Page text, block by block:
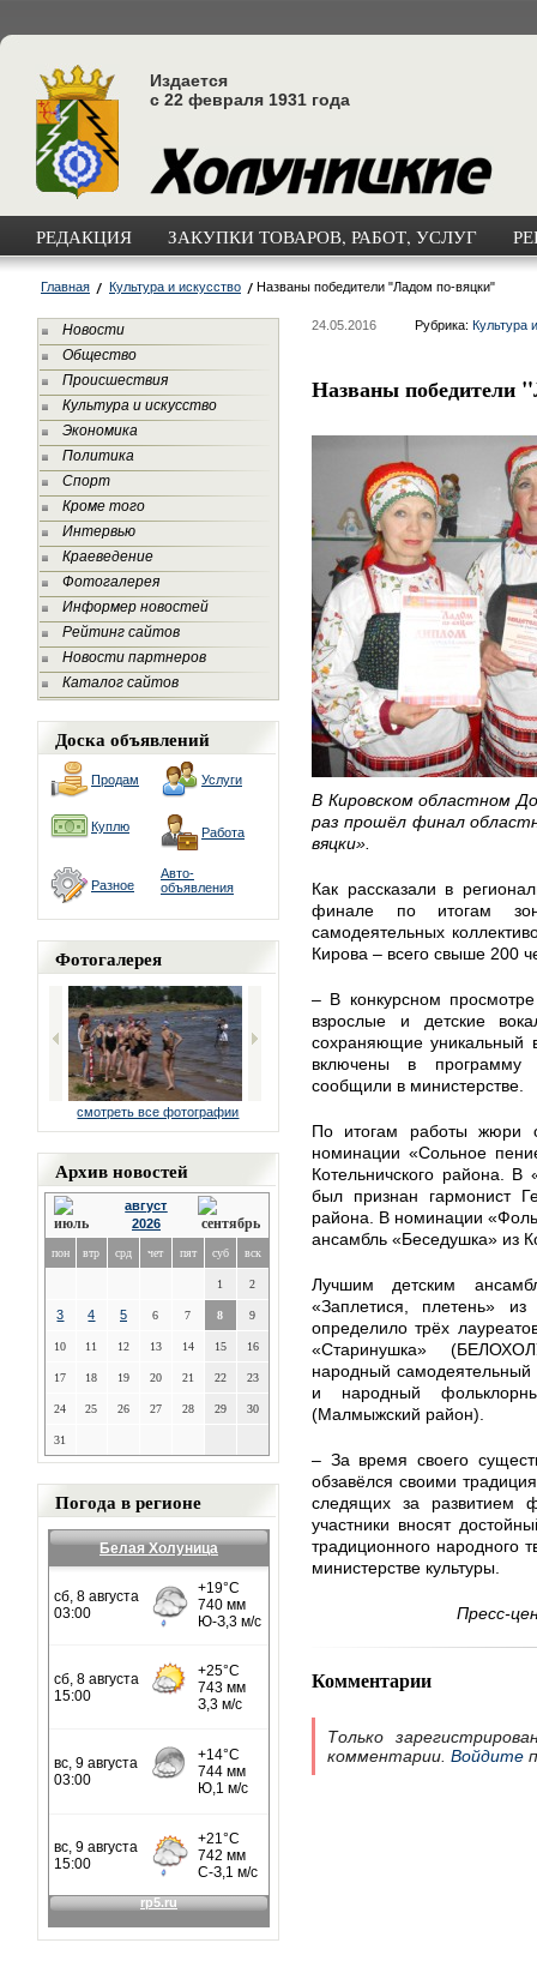
Издается
с 22 февраля 1931 года
РЕДАКЦИЯ ЗАКУПКИ ТОВАРОВ, РАБОТ, УСЛУГ
Главная Культура и искусство Названы победители "Ладом по-вяцки"
Новости
Общество
Происшествия
Культура и искусство
Экономика
Политика
Спорт
Кроме того
Интервью
Краеведение
Фотогалерея
Информер новостей
Рейтинг сайтов
Новости партнеров
Каталог сайтов
Доска объявлений
Продам Услуги
Куплю Работа
Разное
Авто-
объявления
Фотогалерея
смотреть все фотографии
Архив новостей
август
2026
пон втр срд чет пят суб вск
1 2
3 4 5 6 7 8 9
10 11 12 13 14 15 16
17 18 19 20 21 22 23
24 25 26 27 28 29 30
31
Погода в регионе
Белая Холуница
24.05.2016 Рубрика: Культура
Названы победители
В Кировском областном
раз прошёл финал
вяцки».
Как рассказали в
финале по итогам
самодеятельных
Кирова – всего свыше 200
– В конкурсном
взрослые и детские
сохраняющие уникальный
включены в программу
сообщили в министерстве.
По итогам работы жюри
номинации «Сольное
Котельничского района. В
был признан гармонист
района. В номинации
ансамбль «Беседушка» из
Лучшим детским
«Заплетися, плетень»
определило трёх
«Старинушка»
народный самодеятельный
и народный
(Малмыжский район).
– За время своего
обзавёлся своими
следящих за развитием
участники вносят
традиционного народного
министерстве культуры.
Пресс-
Комментарии
Только
комментарии. Войдите